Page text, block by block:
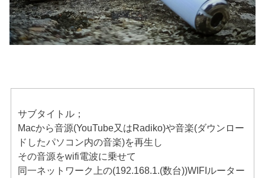
サブタイトル；
Macから音源(YouTube又はRadiko)や音楽(ダウンロー
ドしたパソコン内の音楽)を再生し
その音源をwifi電波に乗せて
同一ネットワーク上の(192.168.1.(数台))WIFIルーター